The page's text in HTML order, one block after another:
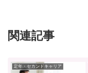
関連記事
定年・セカンドキャリア